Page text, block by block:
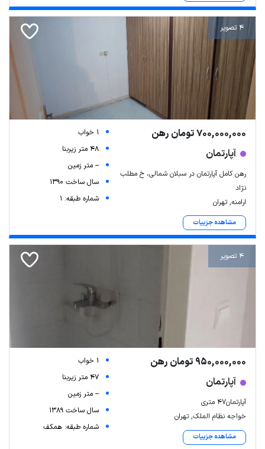
4 تصویر
700,000,000 تومان رهن
آپارتمان
رهن کامل آپارتمان در سبلان شمالی، خ مطلب
نژاد
ارامنه, تهران
مشاهده جزییات
1 خواب
48 متر زیربنا
-- متر زمین
سال ساخت 1390
شماره طبقه: 1
4 تصویر
950,000,000 تومان رهن
آپارتمان
آپارتمان۴۷ متری
خواجه نظام الملک, تهران
مشاهده جزییات
1 خواب
47 متر زیربنا
-- متر زمین
سال ساخت 1389
شماره طبقه: همکف